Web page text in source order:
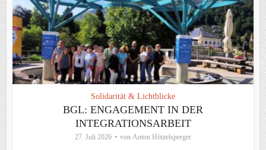
Solidarität & Lichtblicke
BGL: ENGAGEMENT IN DER
INTEGRATIONSARBEIT
27. Juli 2026 von Anton Hötzelsperger